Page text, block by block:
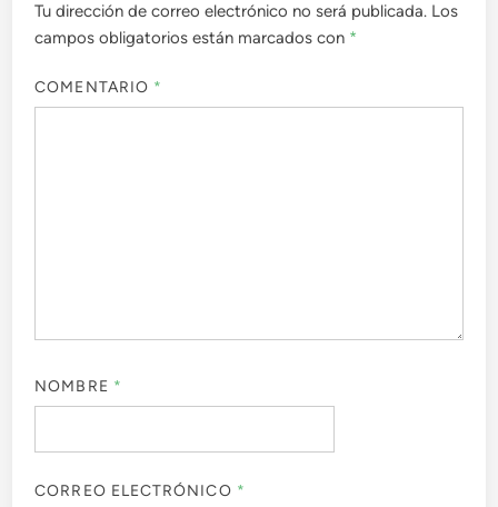
Tu dirección de correo electrónico no será publicada. Los
campos obligatorios están marcados con *
COMENTARIO *
NOMBRE *
CORREO ELECTRÓNICO *